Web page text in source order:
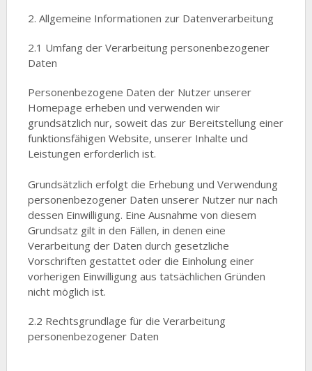
2. Allgemeine Informationen zur Datenverarbeitung
2.1 Umfang der Verarbeitung personenbezogener
Daten
Personenbezogene Daten der Nutzer unserer
Homepage erheben und verwenden wir
grundsätzlich nur, soweit das zur Bereitstellung einer
funktionsfähigen Website, unserer Inhalte und
Leistungen erforderlich ist.
Grundsätzlich erfolgt die Erhebung und Verwendung
personenbezogener Daten unserer Nutzer nur nach
dessen Einwilligung. Eine Ausnahme von diesem
Grundsatz gilt in den Fällen, in denen eine
Verarbeitung der Daten durch gesetzliche
Vorschriften gestattet oder die Einholung einer
vorherigen Einwilligung aus tatsächlichen Gründen
nicht möglich ist.
2.2 Rechtsgrundlage für die Verarbeitung
personenbezogener Daten